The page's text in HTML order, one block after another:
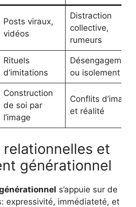
Posts viraux,
vidéos
Distraction
collective,
rumeurs
Rituels
d’imitations
Désengagement
ou isolement
Construction
de soi par
l’image
Conflits d’image
et réalité
et
générationnel
s’appuie sur de
expressivité, immédiateté, et